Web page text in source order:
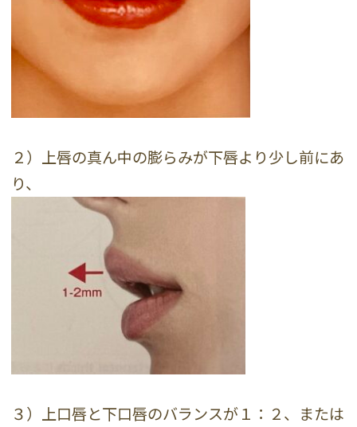
２）上唇の真ん中の膨らみが下唇より少し前にあ
り、
３）上口唇と下口唇のバランスが１：２、または